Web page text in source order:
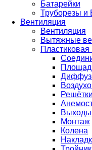
Батарейки
Труборезы и
Вентиляция
Вентиляция
Вытяжные
Пластиковая
Решётки
Выходы
Монтаж
Колена